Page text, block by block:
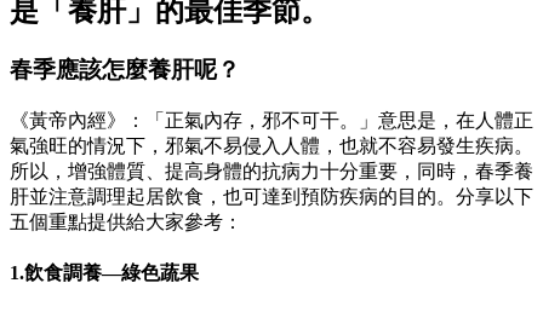
是「養肝」的最佳季節。
春季應該怎麼養肝呢？
《黃帝內經》：「正氣內存，邪不可干。」意思是，在人體正
氣強旺的情況下，邪氣不易侵入人體，也就不容易發生疾病。
所以，增強體質、提高身體的抗病力十分重要，同時，春季養
肝並注意調理起居飲食，也可達到預防疾病的目的。分享以下
五個重點提供給大家參考：
1.飲食調養—綠色蔬果